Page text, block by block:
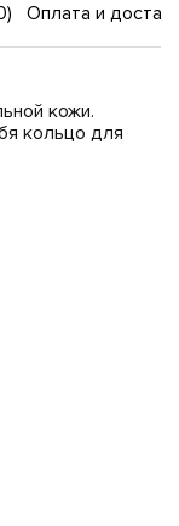
Оплата и
кожи.
кольцо для